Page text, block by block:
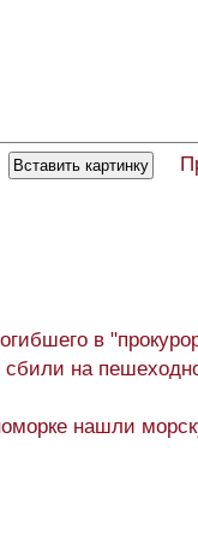
в
сбили на
нашли